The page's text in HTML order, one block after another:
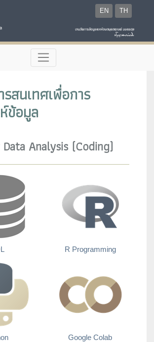
EN TH
สนเทศเพื่อการ
ข้อมูล
Analysis (Coding)
R Programming
Google Colab